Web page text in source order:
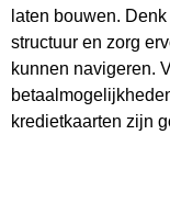
laten bouwen.
structuur en zorg
kunnen navigeren.
kredietkaarten zijn